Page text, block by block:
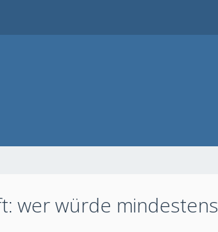
wer würde mindestens